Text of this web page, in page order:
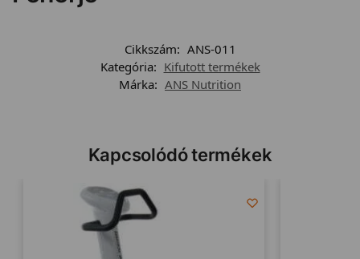
Cikkszám: ANS-011
Kategória: Kifutott termékek
Márka: ANS Nutrition
Kapcsolódó termékek